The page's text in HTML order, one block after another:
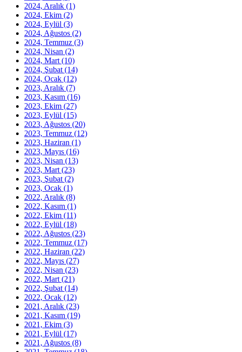
2024, Aralık (1)
2024, Ekim (2)
2024, Eylül (3)
2024, Ağustos (2)
2024, Temmuz (3)
2024, Nisan (2)
2024, Mart (10)
2024, Şubat (14)
2024, Ocak (12)
2023, Aralık (7)
2023, Kasım (16)
2023, Ekim (27)
2023, Eylül (15)
2023, Ağustos (20)
2023, Temmuz (12)
2023, Haziran (1)
2023, Mayıs (16)
2023, Nisan (13)
2023, Mart (23)
2023, Şubat (2)
2023, Ocak (1)
2022, Aralık (8)
2022, Kasım (1)
2022, Ekim (11)
2022, Eylül (18)
2022, Ağustos (23)
2022, Temmuz (17)
2022, Haziran (22)
2022, Mayıs (27)
2022, Nisan (23)
2022, Mart (21)
2022, Şubat (14)
2022, Ocak (12)
2021, Aralık (23)
2021, Kasım (19)
2021, Ekim (3)
2021, Eylül (17)
2021, Ağustos (8)